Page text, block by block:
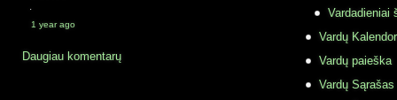
·
1 year ago
Daugiau komentarų
Vardadieniai
Vardų
Vardų paieška
Vardų Sąrašas